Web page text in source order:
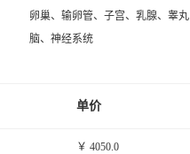
卵巢、输卵管、子宫、乳腺、睾丸
脑、神经系统
单价
￥ 4050.0